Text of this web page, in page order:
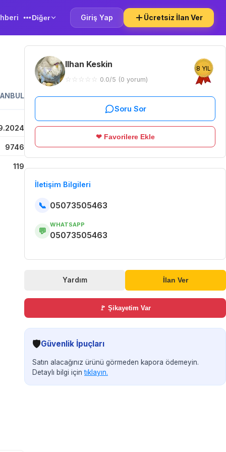
Diğer Giriş Yap Ücretsiz İlan Ver
9746
119
Ilhan Keskin
☆ ☆ ☆ ☆ ☆ 0.0/5 (0 yorum)
8 YIL
Soru Sor
❤ Favorilere Ekle
İletişim Bilgileri
📞 05073505463
💬
WHATSAPP
05073505463
Yardım İlan Ver
🚩 Şikayetim Var
🛡️Güvenlik İpuçları
Satın alacağınız ürünü görmeden kapora ödemeyin.
Detaylı bilgi içintıklayın.